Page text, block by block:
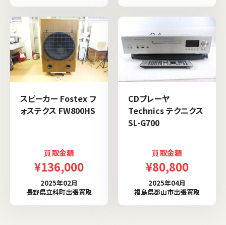
スピーカー Fostex フ
ォステクス FW800HS
買取金額
¥136,000
2025年02月
長野県立科町出張買取
CDプレーヤ
Technics テクニクス
SL-G700
買取金額
¥80,800
2025年04月
福島県郡山市出張買取